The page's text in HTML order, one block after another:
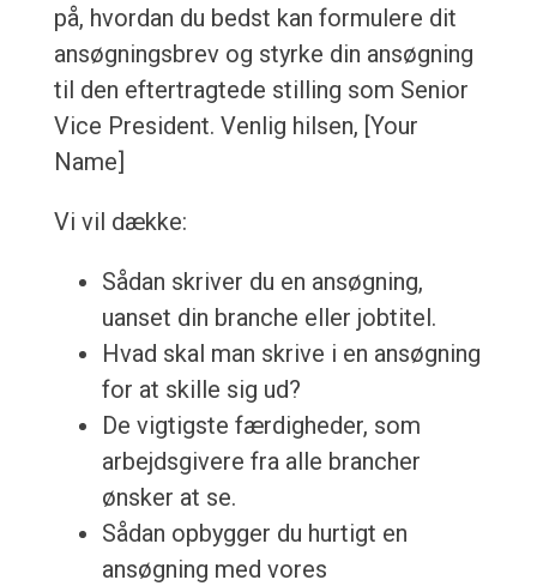
på, hvordan du bedst kan formulere dit
ansøgningsbrev og styrke din ansøgning
til den eftertragtede stilling som Senior
Vice President. Venlig hilsen, [Your
Name]
Vi vil dække:
Sådan skriver du en ansøgning,
uanset din branche eller jobtitel.
Hvad skal man skrive i en ansøgning
for at skille sig ud?
De vigtigste færdigheder, som
arbejdsgivere fra alle brancher
ønsker at se.
Sådan opbygger du hurtigt en
ansøgning med vores